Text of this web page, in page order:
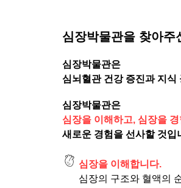
심장박물관을 찾아
심장박물관은
심뇌혈관 건강 증진과 지식
심장박물관은
심장을 이해하고, 심장을
새로운 경험을 선사할 것입
심장을 이해합니다.
심장의 구조와 혈액의